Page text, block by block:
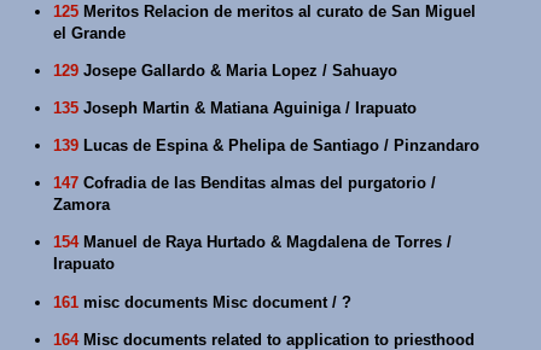
125 Meritos Relacion de meritos al curato de San Miguel
el Grande
129 Josepe Gallardo & Maria Lopez / Sahuayo
135 Joseph Martin & Matiana Aguiniga / Irapuato
139 Lucas de Espina & Phelipa de Santiago / Pinzandaro
147 Cofradia de las Benditas almas del purgatorio /
Zamora
154Manuel de Raya Hurtado & Magdalena de Torres /
Irapuato
161 misc documents Misc document / ?
164Misc documents related to application to priesthood